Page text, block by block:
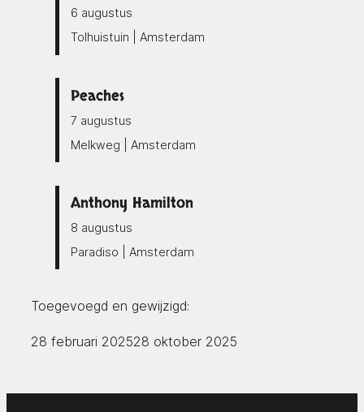
6 augustus
Tolhuistuin | Amsterdam
Peaches
7 augustus
Melkweg | Amsterdam
Anthony Hamilton
8 augustus
Paradiso | Amsterdam
Toegevoegd en gewijzigd:
28 februari 202528 oktober 2025